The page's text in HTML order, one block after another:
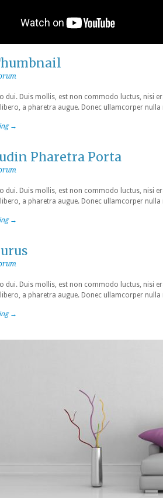
dui. Duis mollis, est non commodo luctus, nisi
libero, a pharetra augue. Donec ullamcorper
→
Pharetra Porta
dui. Duis mollis, est non commodo luctus, nisi
libero, a pharetra augue. Donec ullamcorper
→
dui. Duis mollis, est non commodo luctus, nisi
libero, a pharetra augue. Donec ullamcorper
→